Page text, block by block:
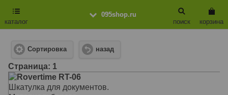
095shop.ru
каталог
корзина
поиск
Сортировка назад
Cтраница: 1
Rovertime RT-06
Шкатулка для документов.